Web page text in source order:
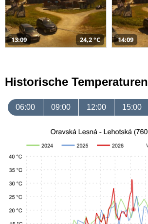
13:09 24,2 °C 14:09
Historische Temperaturen
06:00 09:00 12:00 15:00